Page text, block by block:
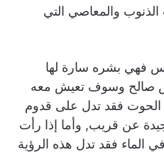
والمعاصي التي
فهي بشره سارة لها
صالح وسوف تعيش معه
الحوت فقد تدل على قدوم
عن قريب, وأما إذا رأت
الماء فقد تدل هذه الرؤية